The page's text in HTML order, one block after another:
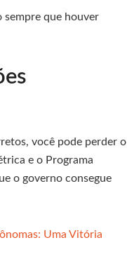
sempre que houver
você pode perder o
e o Programa
o governo consegue
Uma Vitória